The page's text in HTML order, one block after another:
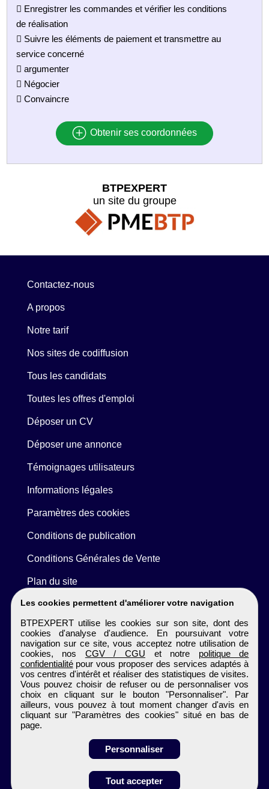
Obtenir ses
 Enregistrer les commandes et vérifier les conditions
de réalisation
 Suivre les éléments de paiement et transmettre au
service concerné
 argumenter
 Négocier
 Convaincre
Obtenir ses coordonnées
Les cookies permettent d'améliorer votre navigation
BTPEXPERT utilise les cookies sur son site, dont des
cookies d'analyse d'audience. En poursuivant votre
navigation sur ce site, vous acceptez notre utilisation de
cookies, nos CGV / CGU et notre politique de
confidentialitépour vous proposer des services adaptés à
vos centres d'intérêt et réaliser des statistiques de visites.
Vous pouvez choisir de refuser ou de personnaliser vos
choix en cliquant sur le bouton "Personnaliser". Par
ailleurs, vous pouvez à tout moment changer d'avis en
cliquant sur "Paramètres des cookies" situé en bas de
page.
Personnaliser
Tout accepter
BTPEXPERT
un site du groupe
Contactez-nous
A propos
Notre tarif
Nos sites de codiffusion
Tous les candidats
Toutes les offres d'emploi
Déposer un CV
Déposer une annonce
Témoignages utilisateurs
Informations légales
Paramètres des cookies
Conditions de publication
Conditions Générales de Vente
Plan du site